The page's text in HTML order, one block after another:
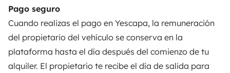
Pago seguro
Cuando realizas el pago en Yescapa, la remuneración
del propietario del vehículo se conserva en la
plataforma hasta el día después del comienzo de tu
alquiler. El propietario te recibe el día de salida para
Contrato de alquiler
Seguros de alquiler
Asistencias de alquiler
Ayuda propietario